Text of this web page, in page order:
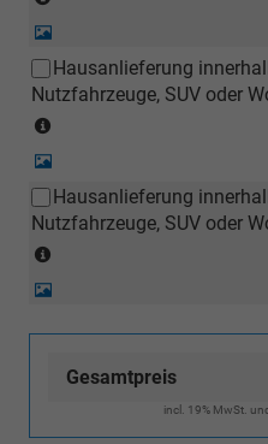
(ausgenommen
Inselanlieferungen)
Hausanlieferung
Nutzfahrzeuge, SUV oder
(ausgenommen
Inselanlieferungen)
Hausanlieferung
Nutzfahrzeuge, SUV oder
(ausgenommen
Gesamtpreis
incl. 19% MwSt.